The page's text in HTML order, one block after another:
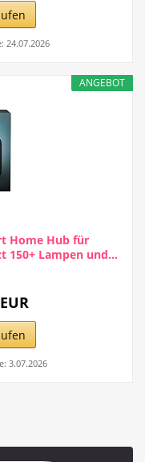
24.07.2026
ANGEBOT
Home Hub für
150+ Lampen und...
3.07.2026